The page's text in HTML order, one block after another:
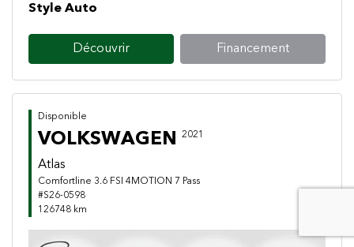
Style Auto
Découvrir Financement
Disponible
VOLKSWAGEN 2021
Atlas
Comfortline 3.6 FSI 4MOTION 7 Pass
#S26-0598
126748 km